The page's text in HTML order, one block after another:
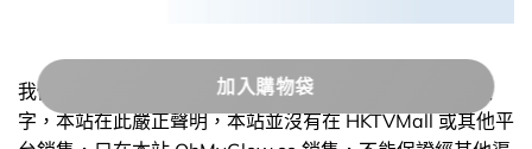
加入購物袋
我們發現多家商店未獲授權非法盜用本站製作的圖片和文
字，本站在此嚴正聲明，本站並沒有在 HKTVMall 或其他平